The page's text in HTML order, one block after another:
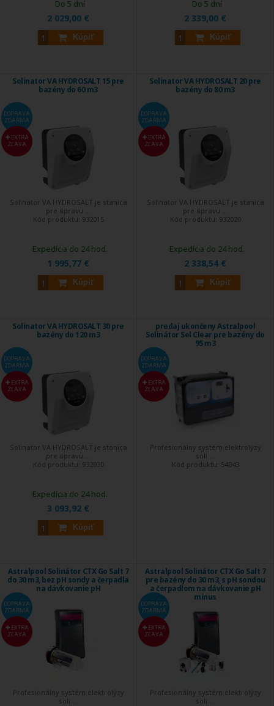
2 029,00 €
Kúpiť
Do 5 dní
2 339,00 €
Kúpiť
Do 5 dní
Solinator VA HYDROSALT 15 pre
bazény do 60 m3
DOPRAVA
ZDARMA
EXTRA
ZĽAVA
Solinator VA HYDROSALT je stanica
pre úpravu ...
Kód produktu: 932015
1 995,77 €
Kúpiť
Expedícia do 24 hod.
Solinator VA HYDROSALT 20 pre
bazény do 80 m3
DOPRAVA
ZDARMA
EXTRA
ZĽAVA
Solinator VA HYDROSALT je stanica
pre úpravu ...
Kód produktu: 932020
2 338,54 €
Kúpiť
Expedícia do 24 hod.
Solinator VA HYDROSALT 30 pre
bazény do 120 m3
DOPRAVA
ZDARMA
EXTRA
ZĽAVA
Solinator VA HYDROSALT je stanica
pre úpravu ...
Kód produktu: 932030
3 093,92 €
Kúpiť
Expedícia do 24 hod.
predaj ukončeny Astralpool
Solinátor Sel Clear pre bazény do
95 m3
DOPRAVA
ZDARMA
EXTRA
ZĽAVA
Profesionálny systém elektrolýzy
soli ...
Kód produktu: 54043
Astralpool Solinátor CTX Go Salt 7
do 30 m3, bez pH sondy a čerpadla
na dávkovanie pH
DOPRAVA
ZDARMA
EXTRA
ZĽAVA
Profesionálny systém elektrolýzy
soli ...
Astralpool Solinátor CTX Go Salt 7
pre bazény do 30 m3, s pH sondou
a čerpadlom na dávkovanie pH
mínus
DOPRAVA
ZDARMA
EXTRA
ZĽAVA
Profesionálny systém elektrolýzy
soli ...